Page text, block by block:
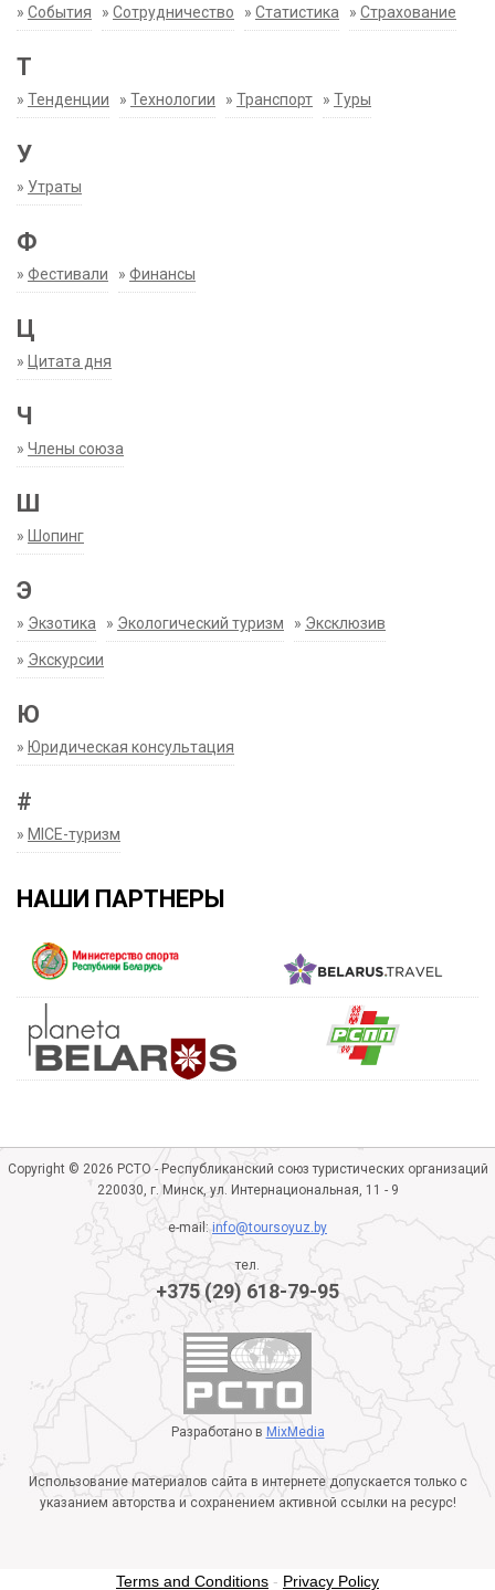
» События » Сотрудничество » Статистика » Страхование
Т
» Тенденции » Технологии » Транспорт » Туры
У
» Утраты
Ф
» Фестивали » Финансы
Ц
» Цитата дня
Ч
» Члены союза
Ш
» Шопинг
Э
» Экзотика » Экологический туризм » Эксклюзив
» Экскурсии
Ю
» Юридическая консультация
#
» MICE-туризм
НАШИ ПАРТНЕРЫ
Copyright © 2026 РСТО - Республиканский союз туристических организаций
220030, г. Минск, ул. Интернациональная, 11 - 9
e-mail:info@toursoyuz.by
тел.
+375 (29) 618-79-95
Разработано в MixMedia
Использование материалов сайта в интернете допускается только с
указанием авторства и сохранением активной ссылки на ресурс!
Terms and Conditions - Privacy Policy